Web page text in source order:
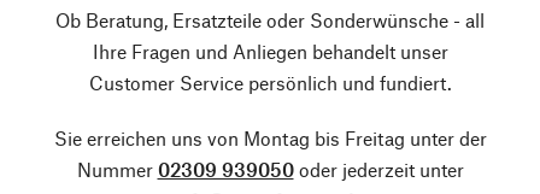
Ob Beratung, Ersatzteile oder Sonderwünsche - all
Ihre Fragen und Anliegen behandelt unser
Customer Service persönlich und fundiert.
Sie erreichen uns von Montag bis Freitag unter der
Nummer 02309 939050oder jederzeit unter